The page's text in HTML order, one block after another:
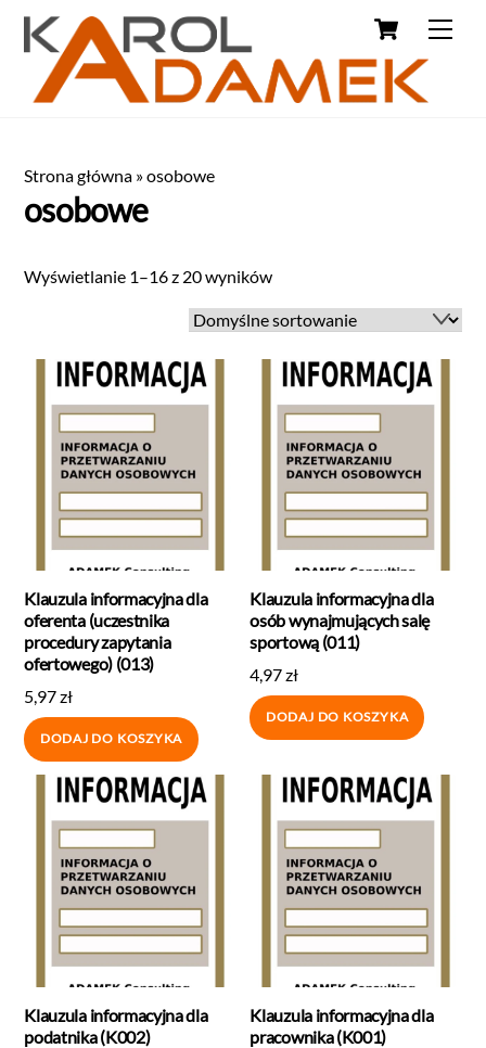
Strona główna »osobowe
osobowe
Wyświetlanie 1–16 z 20 wyników
Klauzula informacyjna dla
oferenta (uczestnika
procedury zapytania
ofertowego) (013)
5,97zł
DODAJ DO KOSZYKA
Klauzula informacyjna dla
osób wynajmujących salę
sportową (011)
4,97zł
DODAJ DO KOSZYKA
Klauzula informacyjna dla
podatnika (K002)
Klauzula informacyjna dla
pracownika (K001)